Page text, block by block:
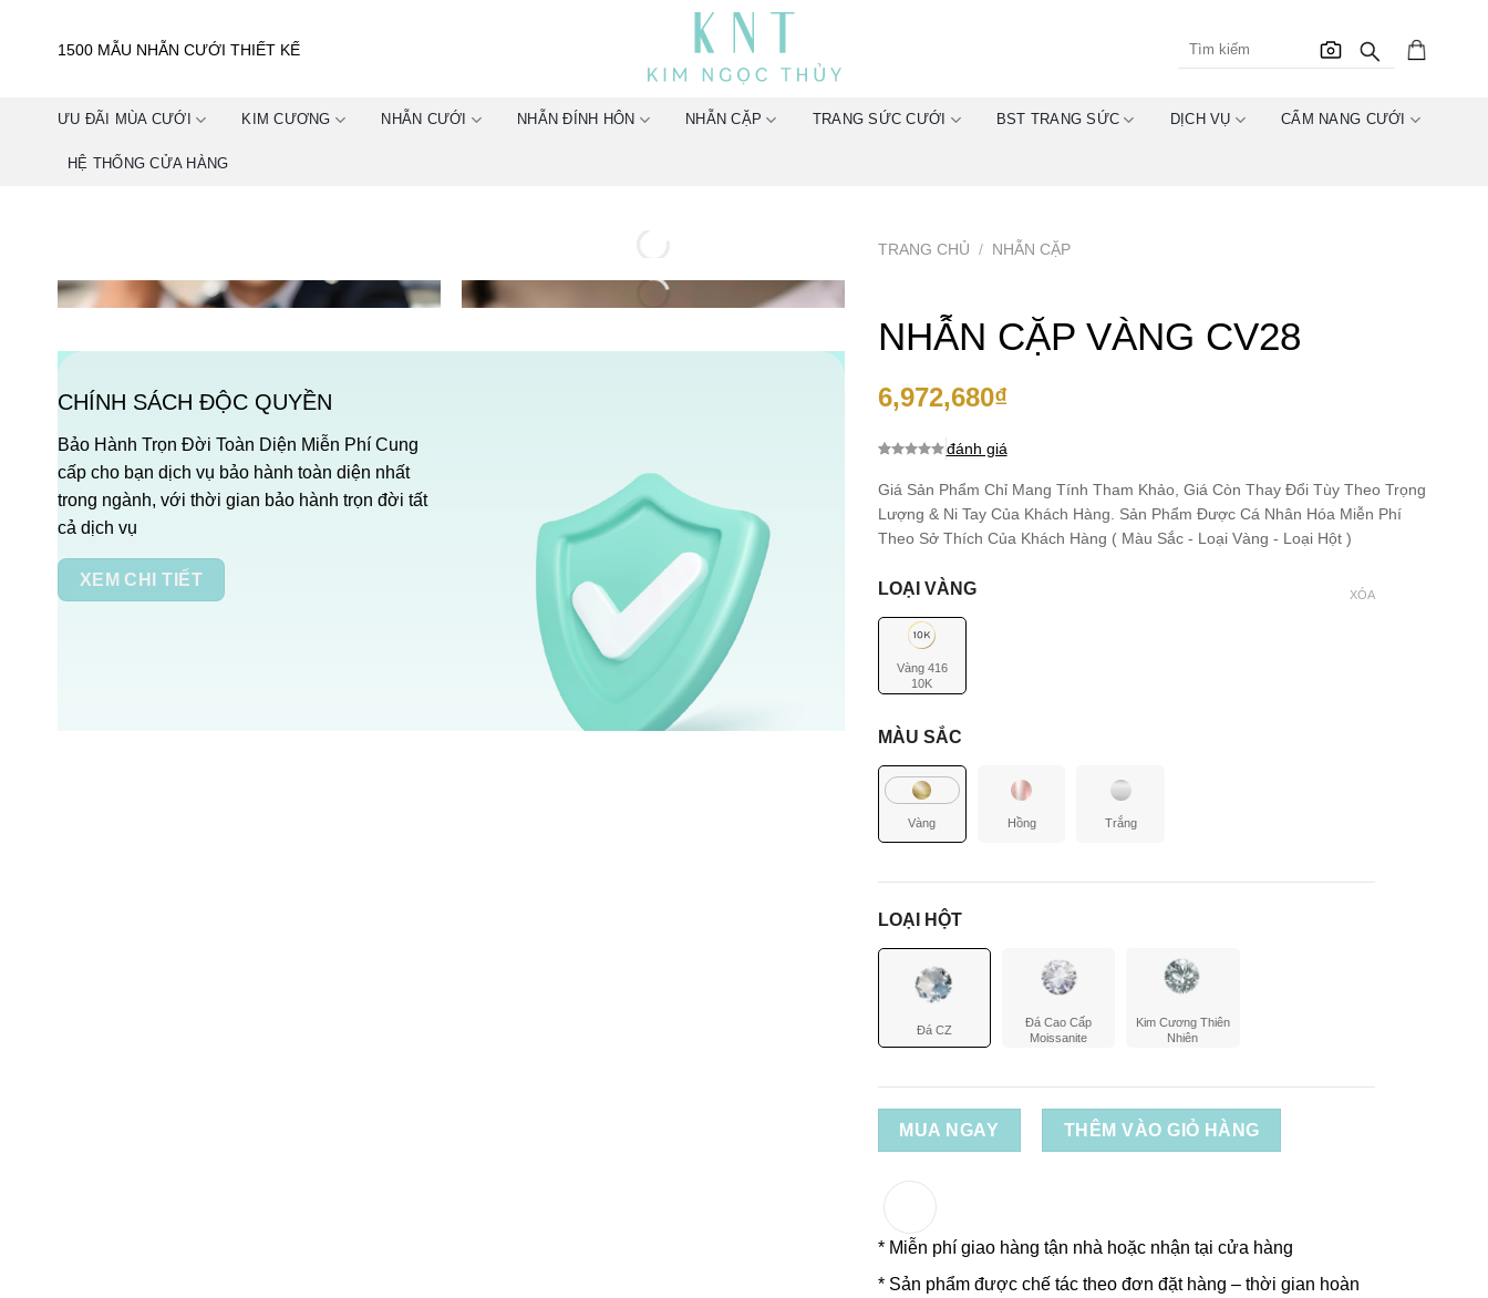
1500 MẪU NHẪN CƯỚI THIẾT KẾ
ƯU ĐÃI MÙA CƯỚI KIM CƯƠNG NHẪN CƯỚI NHẪN ĐÍNH HÔN NHẪN CẶP TRANG SỨC CƯỚI BST TRANG SỨC DỊCH VỤ CẨM NANG CƯỚI
HỆ THỐNG CỬA HÀNG
CHÍNH SÁCH ĐỘC QUYỀN
Bảo Hành Trọn Đời Toàn Diện Miễn Phí Cung
cấp cho bạn dịch vụ bảo hành toàn diện nhất
trong ngành, với thời gian bảo hành trọn đời tất
cả dịch vụ
XEM CHI TIẾT
TRANG CHỦ / NHẪN CẶP
NHẪN CẶP VÀNG CV28
6,972,680₫
dựa trên
đánh giá
đánh giá
Giá Sản Phẩm Chỉ Mang Tính Tham Khảo, Giá Còn Thay Đổi Tùy Theo Trọng
Lượng & Ni Tay Của Khách Hàng. Sản Phẩm Được Cá Nhân Hóa Miễn Phí
Theo Sở Thích Của Khách Hàng ( Màu Sắc - Loại Vàng - Loại Hột )
LOẠI VÀNG
Vàng 416
10K
MÀU SẮC
Vàng Hồng Trắng
LOẠI HỘT
Đá CZ
Đá Cao Cấp
Moissanite
Kim Cương Thiên
Nhiên
XÓA
MUA NGAY THÊM VÀO GIỎ HÀNG
* Miễn phí giao hàng tận nhà hoặc nhận tại cửa hàng
* Sản phẩm được chế tác theo đơn đặt hàng – thời gian hoàn